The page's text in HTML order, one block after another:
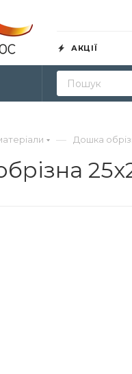
АКЦІЇ
— Дошка